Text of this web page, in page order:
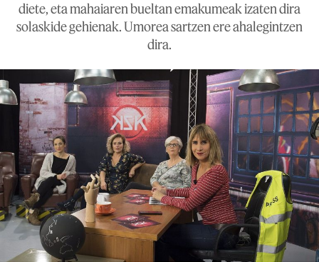
diete, eta mahaiaren bueltan emakumeak izaten dira
solaskide gehienak. Umorea sartzen ere ahalegintzen
dira.